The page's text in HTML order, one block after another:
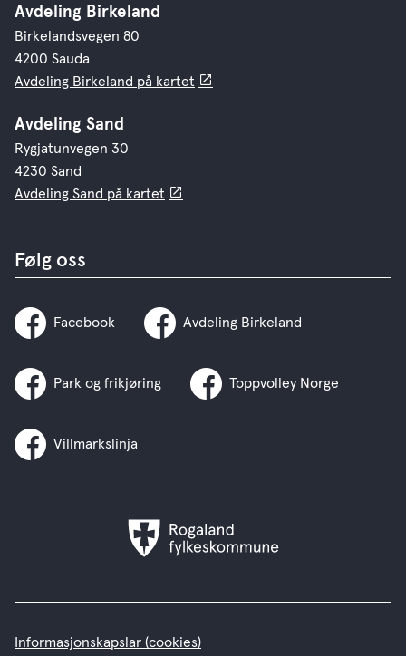
Avdeling Birkeland
Birkelandsvegen 80
4200 Sauda
Avdeling Birkeland på kartet
Avdeling Sand
Rygjatunvegen 30
4230 Sand
Avdeling Sand på kartet
Følg oss
Facebook Avdeling Birkeland
Park og frikjøring Toppvolley Norge
Villmarkslinja
Rogaland
fylkeskommune
Informasjonskapslar (cookies)